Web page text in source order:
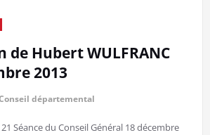
Hubert WULFRANC
2013
départemental
Séance du Conseil Général 18 décembre